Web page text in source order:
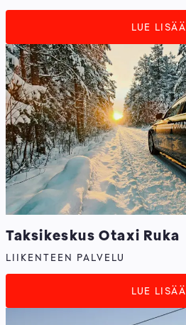
LUE LISÄÄ
Taksikeskus Otaxi Ruka
LIIKENTEEN PALVELU
LUE LISÄÄ